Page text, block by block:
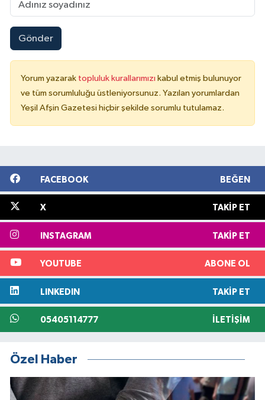
Gönder
Yorum yazarak topluluk kurallarımızı kabul etmiş bulunuyor
ve tüm sorumluluğu üstleniyorsunuz. Yazılan yorumlardan
Yeşil Afşin Gazetesi hiçbir şekilde sorumlu tutulamaz.
FACEBOOK BEĞEN
X TAKIP ET
INSTAGRAM TAKIP ET
YOUTUBE ABONE OL
LINKEDIN TAKIP ET
05405114777 İLETIŞIM
Özel Haber